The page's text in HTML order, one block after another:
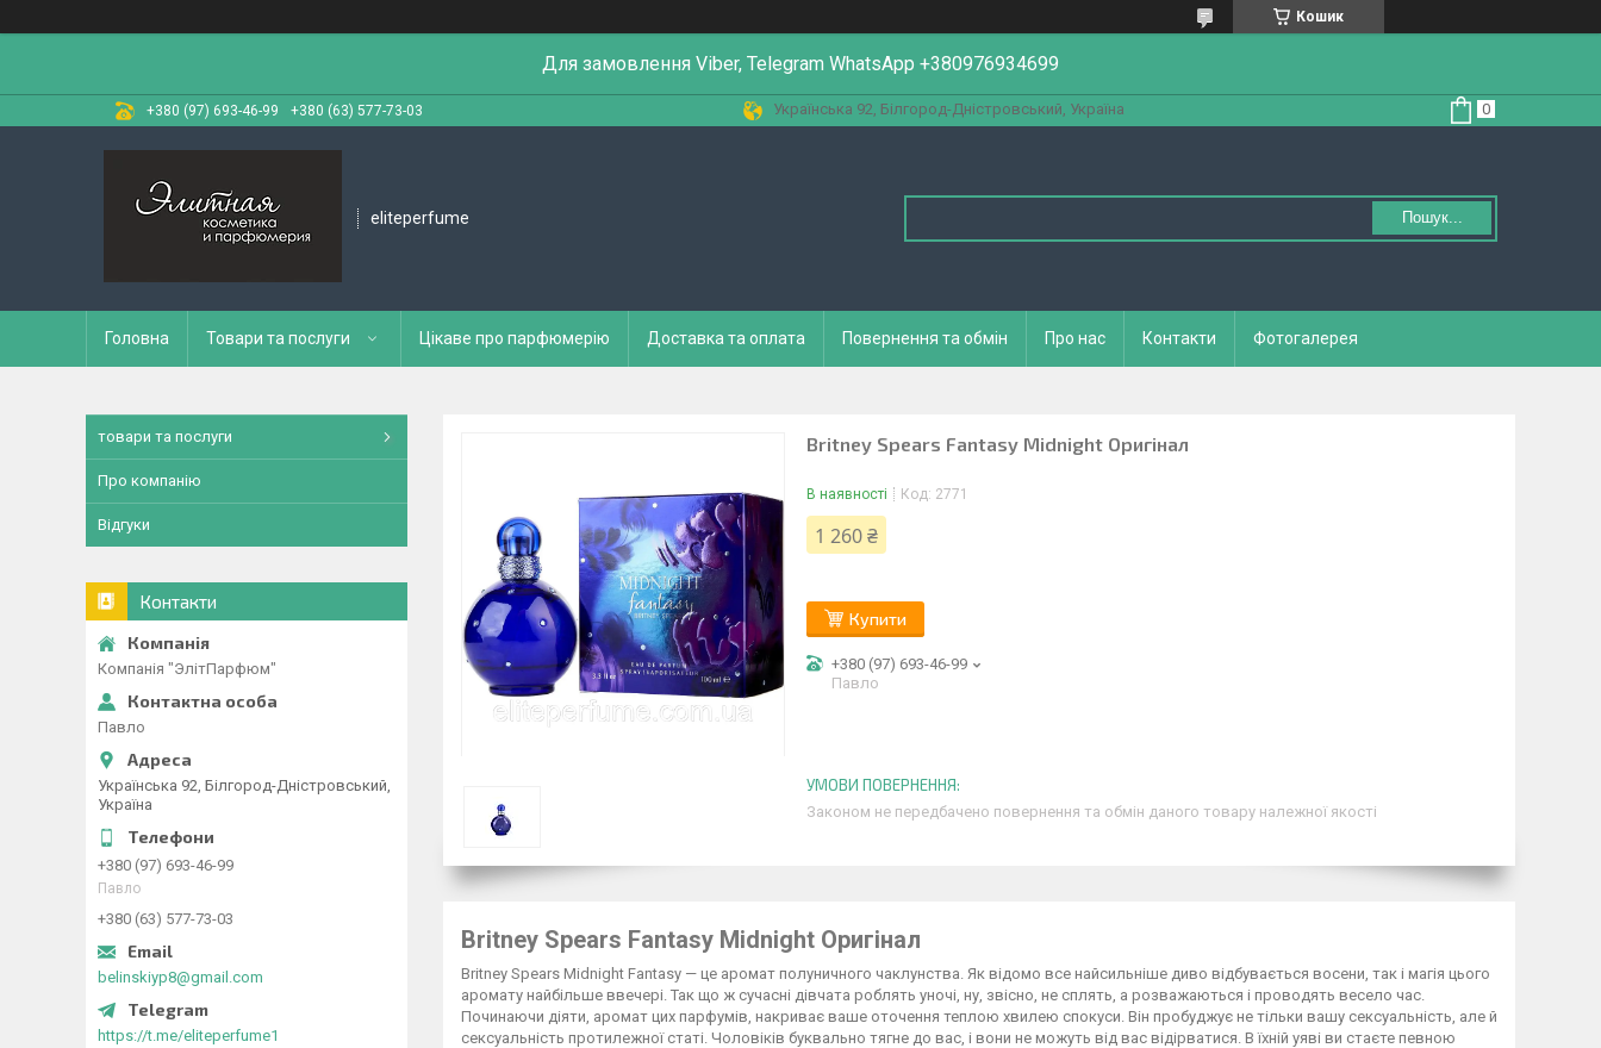
Кошик
Для замовлення Viber, Telegram WhatsApp +380976934699
+380 (97) 693-46-99 +380 (63) 577-73-03 Українська 92, Білгород-Дністровський, Україна
eliteperfume Пошук...
Головна Товари та послуги Цікаве про парфюмерію Доставка та оплата Повернення та обмін Про нас Контакти Фотогалерея
Britney Spears Fantasy Midnight Оригінал
В наявності Код: 2771
1 260 ₴
Купити
+380 (97) 693-46-99
Павло
Законом не передбачено повернення та обмін даного товару належної якості
Britney Spears Fantasy Midnight Оригінал
Britney Spears Midnight Fantasy — це аромат полуничного чаклунства. Як відомо все найсильніше диво відбувається восени, так і магія цього
аромату найбільше ввечері. Так що ж сучасні дівчата роблять уночі, ну, звісно, не сплять, а розважаються і проводять весело час.
Починаючи діяти, аромат цих парфумів, накриває ваше оточення теплою хвилею спокуси. Він пробуджує не тільки вашу сексуальність, але й
сексуальність протилежної статі. Чоловіків буквально тягне до вас, і вони не можуть від вас відірватися. В їхній уяві ви стаєте певною
товари та послуги
Про компанію
Відгуки
Контакти
Компанія "ЭлітПарфюм"
Павло
Українська 92, Білгород-Дністровський,
Україна
+380 (97) 693-46-99
Павло
+380 (63) 577-73-03
belinskiyp8@gmail.com
https://t.me/eliteperfume1